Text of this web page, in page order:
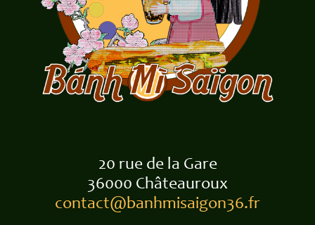
20 rue de la Gare
36000 Châteauroux
contact@banhmisaigon36.fr